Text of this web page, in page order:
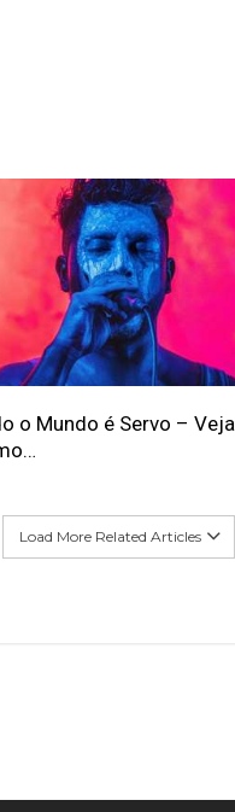
o Mundo é Servo – Veja
Load More Related Articles